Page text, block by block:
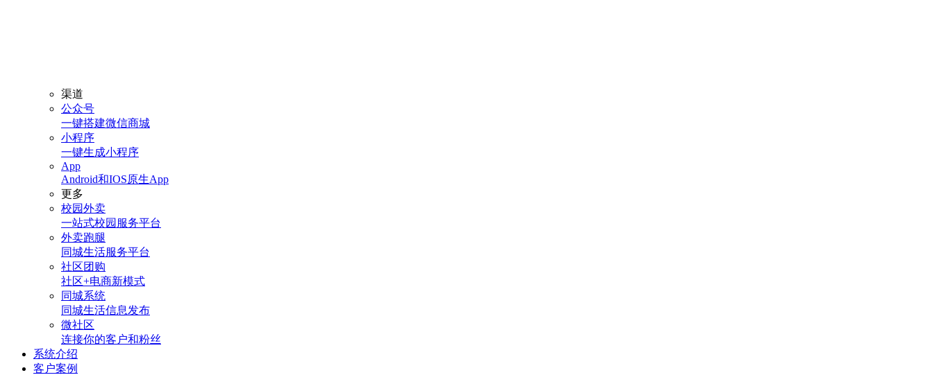
渠道
公众号
一键搭建微信商城
小程序
一键生成小程序
App
Android和IOS原生App
更多
校园外卖
一站式校园服务平台
外卖跑腿
同城生活服务平台
社区团购
社区+电商新模式
同城系统
同城生活信息发布
微社区
连接你的客户和粉丝
系统介绍
客户案例